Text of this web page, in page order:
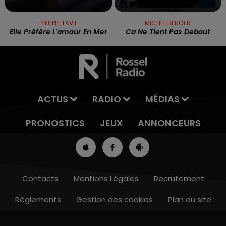
8h00 - 10h00
PHILIPPE LAVIL
Elle Préfère L'amour En Mer
MICHEL BERGER
Ca Ne Tient Pas Debout
ACTUS RADIO
MÉDIAS
PRONOSTICS
JEUX ANNONCEURS
Contacts Mentions Légales
Recrutement
Règlements
Gestion des cookies Plan du site